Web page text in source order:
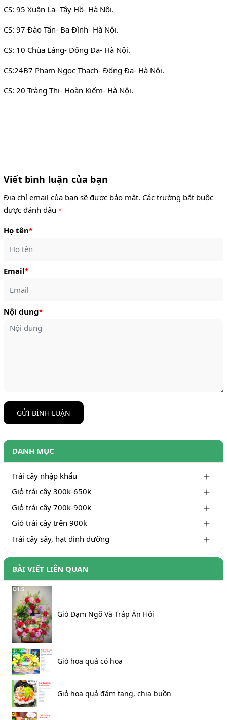
CS: 95 Xuân La- Tây Hồ- Hà Nội.
CS: 97 Đào Tấn- Ba Đình- Hà Nội.
CS: 10 Chùa Láng- Đống Đa- Hà Nội.
CS:24B7 Phạm Ngọc Thạch- Đống Đa- Hà Nội.
CS: 20 Tràng Thi- Hoàn Kiếm- Hà Nội.
Viết bình luận của bạn
Địa chỉ email của bạn sẽ được bảo mật. Các trường bắt buộc
được đánh dấu *
Họ tên*
Email*
Nội dung*
GỬI BÌNH LUẬN
DANH MỤC
Trái cây nhập khẩu
Giỏ trái cây 300k-650k
Giỏ trái cây 700k-900k
Giỏ trái cây trên 900k
Trái cây sấy, hạt dinh dưỡng
BÀI VIẾT LIÊN QUAN
Giỏ Dạm Ngõ Và Tráp Ăn Hỏi
Giỏ hoa quả có hoa
Giỏ hoa quả đám tang, chia buồn